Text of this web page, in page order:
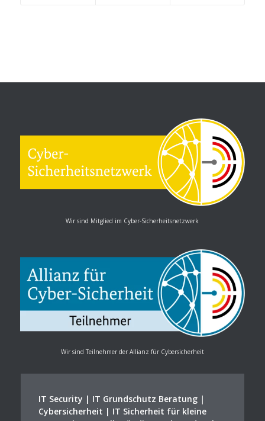
Wir sind Mitglied im Cyber-Sicherheitsnetzwerk
Wir sind Teilnehmer der Allianz für Cybersicherheit
IT Security | IT Grundschutz Beratung|
Cybersicherheit | IT Sicherheit für kleine